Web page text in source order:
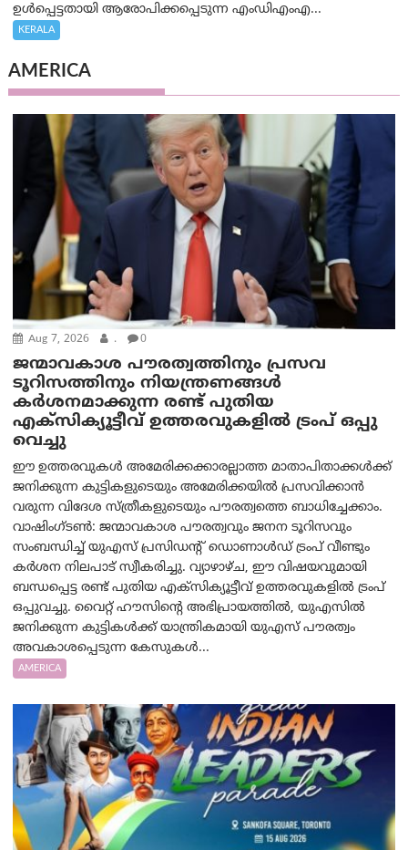
ഉൾപ്പെട്ടതായി ആരോപിക്കപ്പെടുന്ന എംഡിഎംഎ...
KERALA
AMERICA
Aug 7, 2026 . 0
ജന്മാവകാശ പൗരത്വത്തിനും പ്രസവ
ടൂറിസത്തിനും നിയന്ത്രണങ്ങൾ
കർശനമാക്കുന്ന രണ്ട് പുതിയ
എക്സിക്യൂട്ടീവ് ഉത്തരവുകളിൽ ട്രംപ് ഒപ്പു
വെച്ചു
ഈ ഉത്തരവുകൾ അമേരിക്കക്കാരല്ലാത്ത മാതാപിതാക്കൾക്ക്
ജനിക്കുന്ന കുട്ടികളുടെയും അമേരിക്കയിൽ പ്രസവിക്കാൻ
വരുന്ന വിദേശ സ്ത്രീകളുടെയും പൗരത്വത്തെ ബാധിച്ചേക്കാം.
വാഷിംഗ്ടണ്‍: ജന്മാവകാശ പൗരത്വവും ജനന ടൂറിസവും
സംബന്ധിച്ച് യുഎസ് പ്രസിഡന്റ് ഡൊണാൾഡ് ട്രംപ് വീണ്ടും
കർശന നിലപാട് സ്വീകരിച്ചു. വ്യാഴാഴ്ച, ഈ വിഷയവുമായി
ബന്ധപ്പെട്ട രണ്ട് പുതിയ എക്സിക്യൂട്ടീവ് ഉത്തരവുകളിൽ ട്രംപ്
ഒപ്പുവച്ചു. വൈറ്റ് ഹൗസിന്റെ അഭിപ്രായത്തിൽ, യുഎസിൽ
ജനിക്കുന്ന കുട്ടികൾക്ക് യാന്ത്രികമായി യുഎസ് പൗരത്വം
അവകാശപ്പെടുന്ന കേസുകൾ...
AMERICA